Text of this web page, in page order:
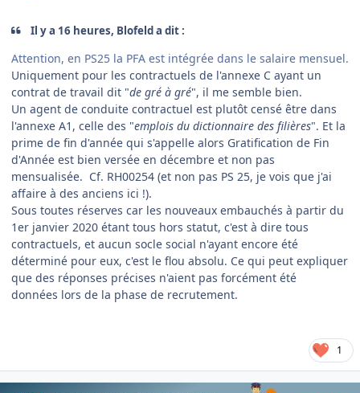
Il y a 16 heures, Blofeld a dit :
Attention, en PS25 la PFA est intégrée dans le salaire mensuel.
Uniquement pour les contractuels de l'annexe C ayant un
contrat de travail dit "de gré à gré", il me semble bien.
Un agent de conduite contractuel est plutôt censé être dans
l'annexe A1, celle des "emplois du dictionnaire des filières". Et la
prime de fin d'année qui s'appelle alors Gratification de Fin
d'Année est bien versée en décembre et non pas
mensualisée. Cf. RH00254 (et non pas PS 25, je vois que j'ai
affaire à des anciens ici !).
Sous toutes réserves car les nouveaux embauchés à partir du
1er janvier 2020 étant tous hors statut, c'est à dire tous
contractuels, et aucun socle social n'ayant encore été
déterminé pour eux, c'est le flou absolu. Ce qui peut expliquer
que des réponses précises n'aient pas forcément été
données lors de la phase de recrutement.
1